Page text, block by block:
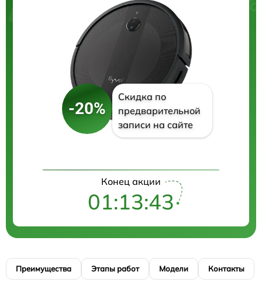
-20%
Скидка по
предварительной
записи на сайте
Конец акции
01:13:42
Преимущества Этапы работ Модели Контакты